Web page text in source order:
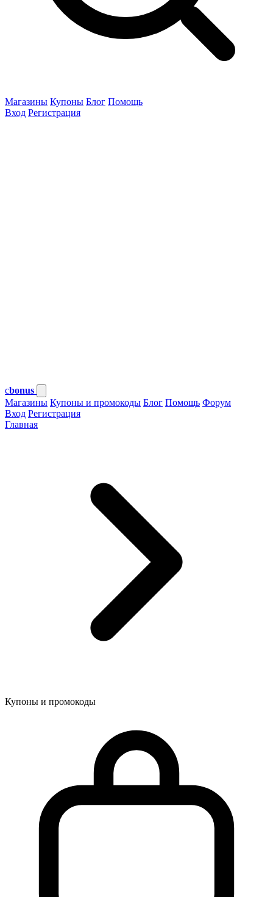
Магазины Купоны Блог Помощь
Вход Регистрация
cbonus
Магазины Купоны и промокоды Блог Помощь Форум
Вход Регистрация
Главная
Купоны и промокоды